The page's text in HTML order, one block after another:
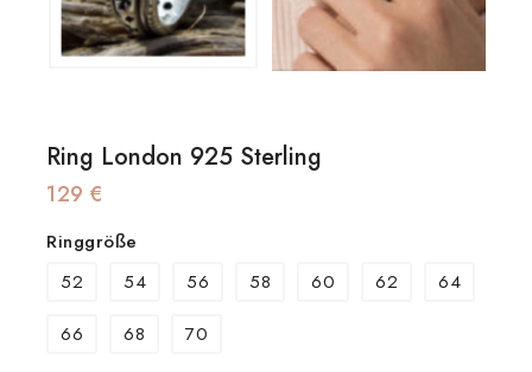
Ring London 925 Sterling
129 €
Ringgröße
52
54 56 58 60 62
64
66
68 70